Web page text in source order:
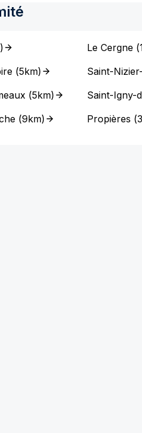
)
(5km)
(5km)
(9km)
Le Cergne (
Saint-
Saint-Igny-
Propières (